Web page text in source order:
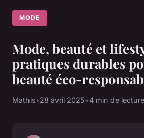
MODE
Mode, beauté et
pratiques durables
beauté éco-
Mathis•28 avril 2025•4 min de lecture